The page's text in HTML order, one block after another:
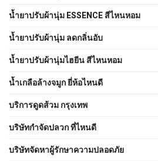
น้ำยาปรับผ้านุ่ม ESSENCE สีไหนหอม
น้ำยาปรับผ้านุ่ม ลดกลิ่นอับ
น้ำยาปรับผ้านุ่มไฮยีน สีไหนหอม
น้ำเกลือล้างจมูก ยี่ห้อไหนดี
บริการดูดส้วม กรุงเทพ
บริษัทกำจัดปลวก ที่ไหนดี
บริษัทจัดหาผู้รักษาความปลอดภัย